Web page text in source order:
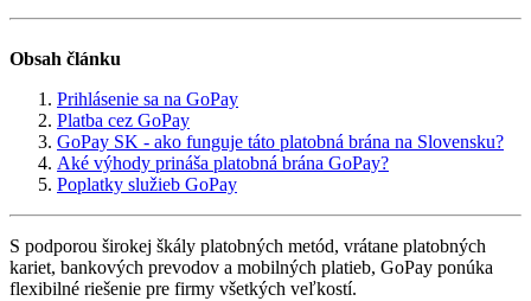
Obsah článku
Prihlásenie sa na GoPay
Platba cez GoPay
GoPay SK - ako funguje táto platobná brána na Slovensku?
Aké výhody prináša platobná brána GoPay?
Poplatky služieb GoPay
S podporou širokej škály platobných metód, vrátane platobných
kariet, bankových prevodov a mobilných platieb, GoPay ponúka
flexibilné riešenie pre firmy všetkých veľkostí.